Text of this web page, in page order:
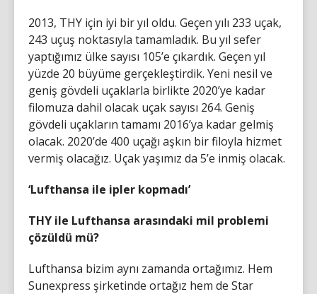
2013, THY için iyi bir yıl oldu. Geçen yılı 233 uçak,
243 uçuş noktasıyla tamamladık. Bu yıl sefer
yaptığımız ülke sayısı 105’e çıkardık. Geçen yıl
yüzde 20 büyüme gerçekleştirdik. Yeni nesil ve
geniş gövdeli uçaklarla birlikte 2020’ye kadar
filomuza dahil olacak uçak sayısı 264. Geniş
gövdeli uçakların tamamı 2016’ya kadar gelmiş
olacak. 2020’de 400 uçağı aşkın bir filoyla hizmet
vermiş olacağız. Uçak yaşımız da 5’e inmiş olacak.
‘Lufthansa ile ipler kopmadı’
THY ile Lufthansa arasındaki mil problemi
çözüldü mü?
Lufthansa bizim aynı zamanda ortağımız. Hem
Sunexpress şirketinde ortağız hem de Star